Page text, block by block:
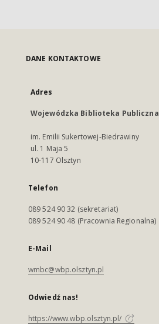
DANE KONTAKTOWE
Adres
Wojewódzka Biblioteka Publiczna
im. Emilii Sukertowej-Biedrawiny
ul. 1 Maja 5
10-117 Olsztyn
Telefon
089 524 90 32 (sekretariat)
089 524 90 48 (Pracownia Regionalna)
E-Mail
wmbc@wbp.olsztyn.pl
Odwiedź nas!
https://www.wbp.olsztyn.pl/